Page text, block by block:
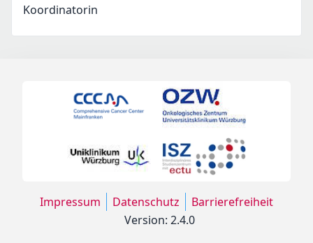
Koordinatorin
Impressum Datenschutz
Barrierefreiheit
Version: 2.4.0